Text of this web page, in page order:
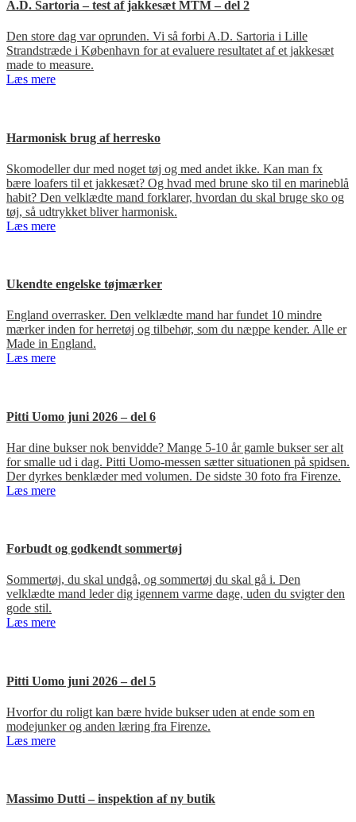
A.D. Sartoria – test af jakkesæt MTM – del 2
Den store dag var oprunden. Vi så forbi A.D. Sartoria i Lille
Strandstræde i København for at evaluere resultatet af et jakkesæt
made to measure.
Læs mere
Harmonisk brug af herresko
Skomodeller dur med noget tøj og med andet ikke. Kan man fx
bære loafers til et jakkesæt? Og hvad med brune sko til en marineblå
habit? Den velklædte mand forklarer, hvordan du skal bruge sko og
tøj, så udtrykket bliver harmonisk.
Læs mere
Ukendte engelske tøjmærker
England overrasker. Den velklædte mand har fundet 10 mindre
mærker inden for herretøj og tilbehør, som du næppe kender. Alle er
Made in England.
Læs mere
Pitti Uomo juni 2026 – del 6
Har dine bukser nok benvidde? Mange 5-10 år gamle bukser ser alt
for smalle ud i dag. Pitti Uomo-messen sætter situationen på spidsen.
Der dyrkes benklæder med volumen. De sidste 30 foto fra Firenze.
Læs mere
Forbudt og godkendt sommertøj
Sommertøj, du skal undgå, og sommertøj du skal gå i. Den
velklædte mand leder dig igennem varme dage, uden du svigter den
gode stil.
Læs mere
Pitti Uomo juni 2026 – del 5
Hvorfor du roligt kan bære hvide bukser uden at ende som en
modejunker og anden læring fra Firenze.
Læs mere
Massimo Dutti – inspektion af ny butik